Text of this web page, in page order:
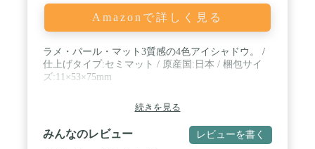
Amazonで詳しく見る
ラメ・パール・マット3質感の4色アイシャドウ。 /
仕上げタイプ:セミマット / 原産国:日本 / 梱包サイ
ズ:11×53×75mm
続きを見る
みんなのレビュー レビューを書く